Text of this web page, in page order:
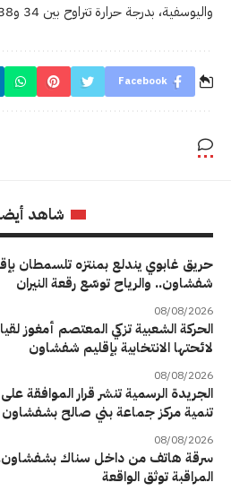
واليوسفية، بدرجة حرارة تتراوح بين 34 و38 درجة.
Facebook
شاهد
حريق غابوي يندلع بمنتزه تلسمطان
شفشاون.. والرياح توسّع رقعة النيران
08/08/2026
الحركة الشعبية تزكي المعتصم أمغوز
لائحتها الانتخابية بإقليم شفشاون
08/08/2026
الجريدة الرسمية تنشر قرار الموافقة
تنمية مركز جماعة بني صالح بشفشاون
08/08/2026
سرقة هاتف من داخل سناك بشفشاون..
المراقبة توثق الواقعة